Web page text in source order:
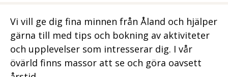
H
O
Vi vill ge dig fina minnen från Åland och hjälper
gärna till med tips och bokning av aktiviteter
och upplevelser som intresserar dig. I vår
övärld finns massor att se och göra oavsett